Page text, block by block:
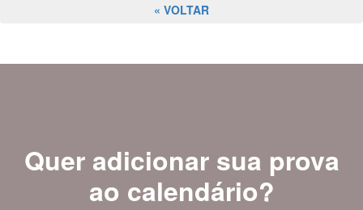
« VOLTAR
Quer adicionar sua prova
ao calendário?